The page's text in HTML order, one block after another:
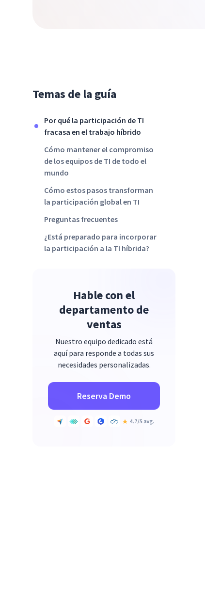
Temas de la guía
Por qué la participación de TI
fracasa en el trabajo híbrido
Cómo mantener el compromiso
de los equipos de TI de todo el
mundo
Cómo estos pasos transforman
la participación global en TI
Preguntas frecuentes
¿Está preparado para incorporar
la participación a la TI híbrida?
Hable con el
departamento de
ventas
Nuestro equipo dedicado está
aquí para responde a todas sus
necesidades personalizadas.
Reserva Demo